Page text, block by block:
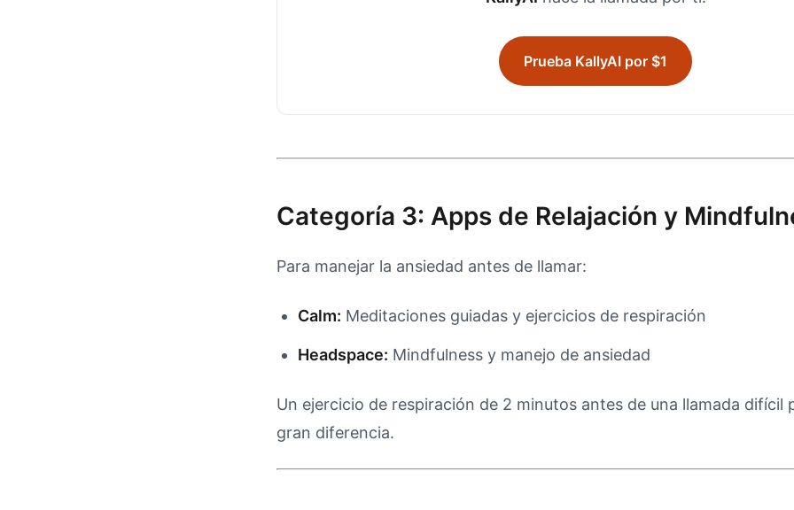
Prueba KallyAI por $1
Categoría 3: Apps de Relajación y
Para manejar la ansiedad antes de llamar:
Calm: Meditaciones guiadas y ejercicios de respiración
Headspace: Mindfulness y manejo de ansiedad
Un ejercicio de respiración de 2 minutos antes de una llamada difícil
gran diferencia.